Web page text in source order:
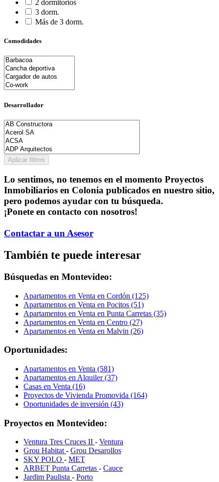
2 dormitorios
3 dorm.
Más de 3 dorm.
Comodidades
Desarrollador
Aplicar filtros
Lo sentimos, no tenemos en el momento Proyectos
Inmobiliarios en Colonia publicados en nuestro sitio,
pero podemos ayudar con tu búsqueda.
¡Ponete en contacto con nosotros!
Contactar a un Asesor
También te puede interesar
Búsquedas en Montevideo:
Apartamentos en Venta en Cordón (125)
Apartamentos en Venta en Pocitos (51)
Apartamentos en Venta en Punta Carretas (35)
Apartamentos en Venta en Centro (27)
Apartamentos en Venta en Malvin (26)
Oportunidades:
Apartamentos en Venta (581)
Apartamentos en Alquiler (37)
Casas en Venta (16)
Proyectos de Vivienda Promovida (164)
Oportunidades de inversión (43)
Proyectos en Montevideo:
Ventura Tres Cruces II - Ventura
Grou Habitat - Grou Desarollos
SKY POLO - MET
ARBET Punta Carretas - Cauce
Jardim Paulista - Porto